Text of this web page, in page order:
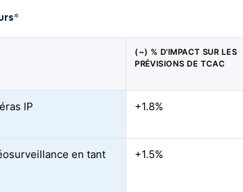
*
(~) % D'IMPACT SUR LES
PRÉVISIONS DE TCAC
IP +1.8%
en tant
+1.5%